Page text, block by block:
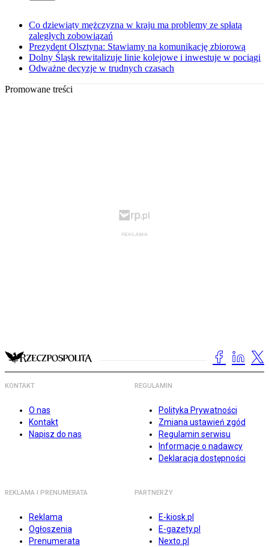
Co dziewiąty mężczyzna w kraju ma problemy ze spłatą
zaległych zobowiązań
Prezydent Olsztyna: Stawiamy na komunikację zbiorową
Dolny Śląsk rewitalizuje linie kolejowe i inwestuje w pociągi
Odważne decyzje w trudnych czasach
Promowane treści
KONTAKT
O nas
Kontakt
Napisz do nas
REGULAMIN
Polityka Prywatności
Zmiana ustawień zgód
Regulamin serwisu
Informacje o nadawcy
Deklaracja dostępności
REKLAMA I PRENUMERATA
Reklama
Ogłoszenia
Prenumerata
PARTNERZY
E-kiosk.pl
E-gazety.pl
Nexto.pl